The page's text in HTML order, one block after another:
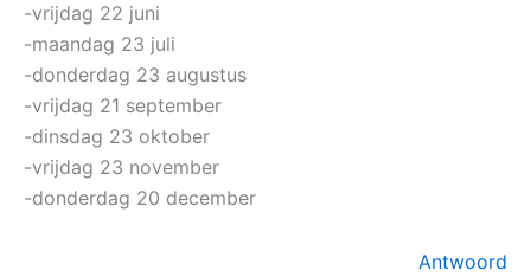
-vrijdag 22 juni
-maandag 23 juli
-donderdag 23 augustus
-vrijdag 21 september
-dinsdag 23 oktober
-vrijdag 23 november
-donderdag 20 december
Antwoord